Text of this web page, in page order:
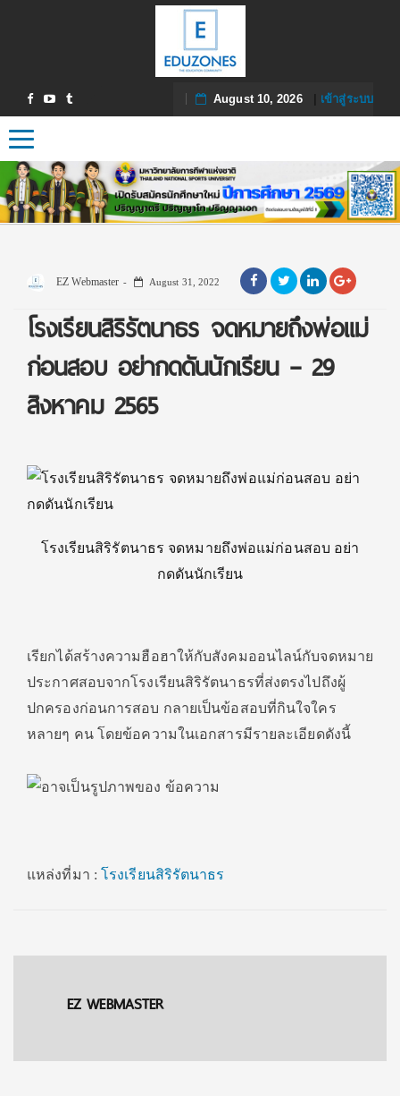
August 10, 2026| เข้าสู่ระบบ
Toggle navigation
EZ Webmaster August 31, 2022
โรงเรียนสิริรัตนาธร จดหมายถึงพ่อแม่
ก่อนสอบ อย่ากดดันนักเรียน – 29
สิงหาคม 2565
โรงเรียนสิริรัตนาธร จดหมายถึงพ่อแม่ก่อนสอบ อย่า
กดดันนักเรียน
เรียกได้สร้างความฮือฮาให้กับสังคมออนไลน์กับจดหมาย
ประกาศสอบจากโรงเรียนสิริรัตนาธรที่ส่งตรงไปถึงผู้
ปกครองก่อนการสอบ กลายเป็นข้อสอบที่กินใจใคร
หลายๆ คน โดยข้อความในเอกสารมีรายละเอียดดังนี้
แหล่งที่มา : โรงเรียนสิริรัตนาธร
EZ WEBMASTER